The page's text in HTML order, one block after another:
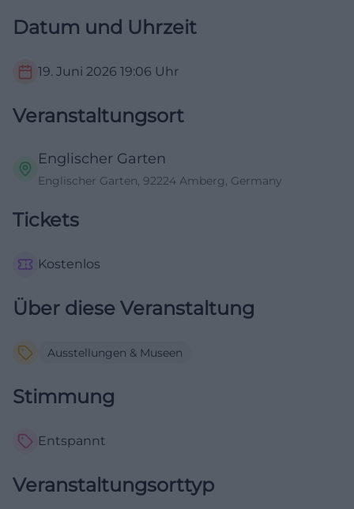
Datum und Uhrzeit
19. Juni 2026 19:06 Uhr
Veranstaltungsort
Englischer Garten
Englischer Garten, 92224 Amberg, Germany
Tickets
Kostenlos
Über diese Veranstaltung
Ausstellungen & Museen
Stimmung
Entspannt
Veranstaltungsorttyp